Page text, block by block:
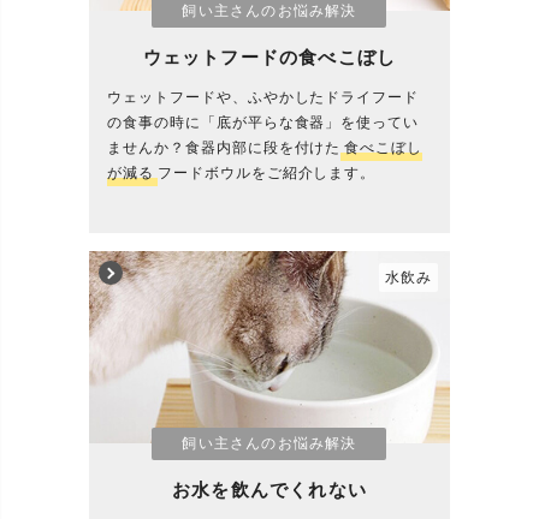
飼い主さんのお悩み解決
ウェットフードの食べこぼし
ウェットフードや、ふやかしたドライフード
の食事の時に「底が平らな食器」を使ってい
ませんか？食器内部に段を付けた 食べこぼし
が減る フードボウルをご紹介します。
飼い主さんのお悩み解決
お水を飲んでくれない
水飲み